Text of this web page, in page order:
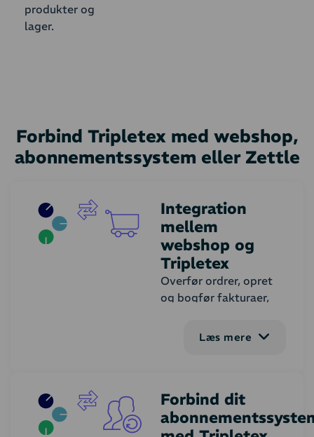
produkter og
lager.
Forbind Tripletex med webshop,
abonnementssystem eller Zettle
Integration
mellem
webshop og
Tripletex
Overfør ordrer, opret
og bogfør fakturaer,
og synkroniser kunder,
funktionalitet til dit
behov.
Læs mere
Forbind dit